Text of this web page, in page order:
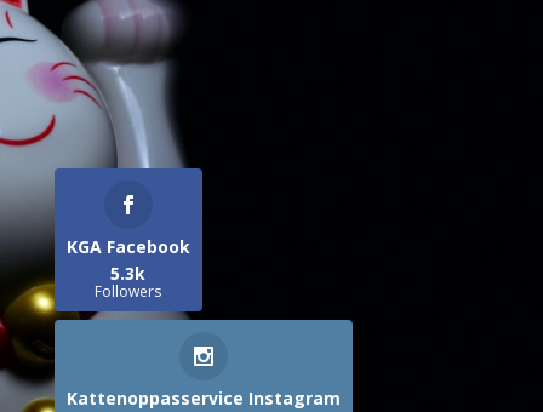
KGA Facebook
5.3k
Followers
Kattenoppasservice Instagram